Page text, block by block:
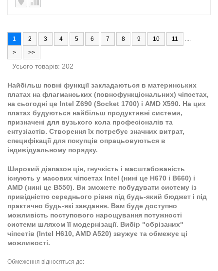
1 2 3 4 5 6 7 8 9 10 11
....
>
>>
Усього товарів: 202
Найбільш повні функції закладаються в материнських
платах на флагманських (повнофункціональних) чіпсетах,
на сьогодні це Intel Z690 (Socket 1700) і AMD X590. На цих
платах будуються найбільш продуктивні системи,
призначені для вузького кола професіоналів та
ентузіастів. Створення їх потребує значних витрат,
специфікації для покупців опрацьовуються в
індивідуальному порядку.
Широкий діапазон цін, гнучкість і масштабованість
існують у масових чіпсетах Intel (нині це H670 і В660) і
AMD (нині це В550). Ви зможете побудувати систему із
привідністю середнього рівня під будь-який бюджет і під
практично будь-які завдання. Вам буде доступно
можливість поступового нарощування потужності
системи шляхом її модернізації. Вибір "обрізаних"
чіпсетів (Intel H610, AMD A520) звужує та обмежує ці
можливості.
Обмеження відносяться до: